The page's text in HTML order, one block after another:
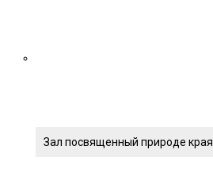
Зал посвященный природе края